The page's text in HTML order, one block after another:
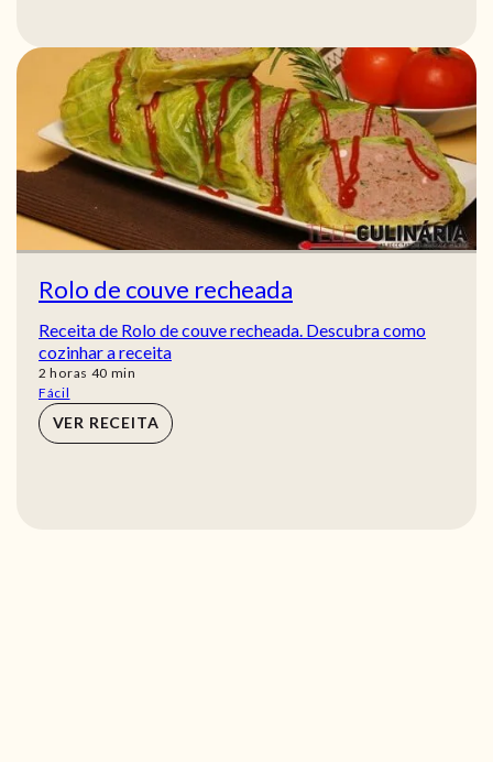
Rolo de couve recheada
Receita de Rolo de couve recheada. Descubra como
cozinhar a receita
2 horas
horas 40 min
min
Fácil
VER RECEITA